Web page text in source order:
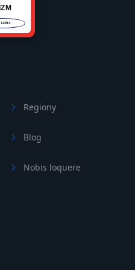
Regiony
Blog
Nobis loquere